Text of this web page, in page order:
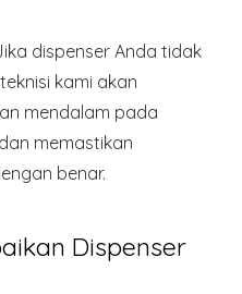
dispenser Anda tidak
kami akan
mendalam pada
memastikan
benar.
Dispenser